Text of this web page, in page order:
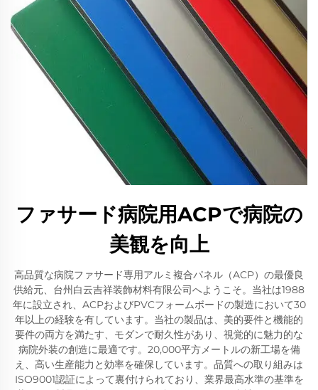
ファサード病院用ACPで病院の
美観を向上
高品質な病院ファサード専用アルミ複合パネル（ACP）の最優良
供給元、台州白云吉祥装飾材料有限公司へようこそ。当社は1988
年に設立され、ACPおよびPVCフォームボードの製造において30
年以上の経験を有しています。当社の製品は、美的要件と機能的
要件の両方を満たす、モダンで耐久性があり、視覚的に魅力的な
病院外装の創造に最適です。20,000平方メートルの新工場を備
え、高い生産能力と効率を確保しています。品質への取り組みは
ISO9001認証によって裏付けられており、業界最高水準の基準を